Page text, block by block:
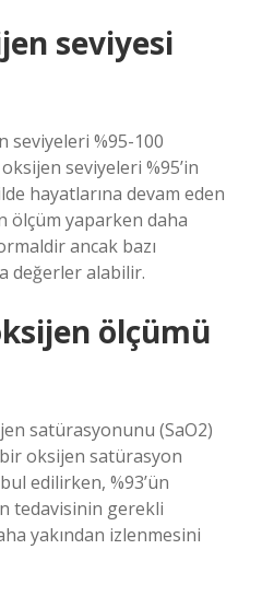
seviyesi
seviyeleri %95-100
seviyeleri %95’in
hayatlarına devam eden
ölçüm yaparken daha
ancak bazı
değerler alabilir.
ölçümü
satürasyonunu (SaO2)
oksijen satürasyon
edilirken, %93’ün
tedavisinin gerekli
yakından izlenmesini